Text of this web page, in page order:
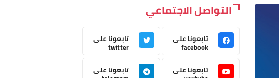
التواصل الاجتماعي
تابعونا على
facebook
تابعونا على
twitter
تابعونا على
تابعونا على